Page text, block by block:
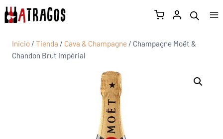
Inicio / Tienda / Cava & Champagne / Champagne Moët &
Chandon Brut Impérial